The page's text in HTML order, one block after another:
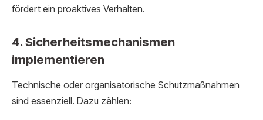
fördert ein proaktives Verhalten.
4. Sicherheitsmechanismen
implementieren
Technische oder organisatorische Schutzmaßnahmen
sind essenziell. Dazu zählen: